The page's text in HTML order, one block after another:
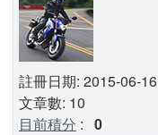
註冊日期: 2015-06-16
文章數: 10
目前積分 : 0